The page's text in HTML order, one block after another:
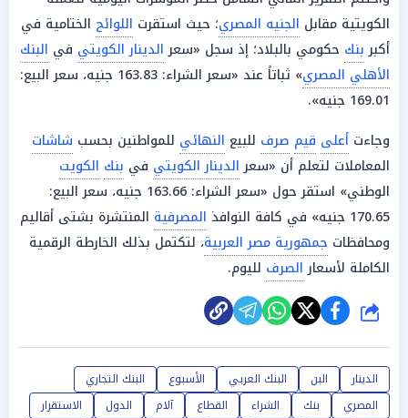
الكويتية مقابل الجنيه المصري؛ حيث استقرت اللوائح الختامية في
أكبربنك حكومي بالبلاد؛ إذ سجل «سعرالدينار الكويتي في البنك
الأهلي المصري
» ثباتاً عند «سعر الشراء: 163.83 جنيه، سعر البيع:
169.01 جنيه».
وجاءت أعلى قيم صرف للبيع النهائي للمواطنين بحسب شاشات
المعاملات لتعلم أن «سعرالدينار الكويتي في بنك الكويت
الوطني» استقر حول «سعر الشراء: 163.66 جنيه، سعر البيع:
170.65 جنيه» في كافة النوافذ
المصرفية المنتشرة بشتى أقاليم
ومحافظات جمهورية مصر العربية، لتكتمل بذلك الخارطة الرقمية
الكاملة لأسعارالصرف لليوم.
شارك
الدينار البن البنك العربي الأسبوع
البنك التجاري
المصري
بنك الشراء القطاع آلام الدول
الاستقرار